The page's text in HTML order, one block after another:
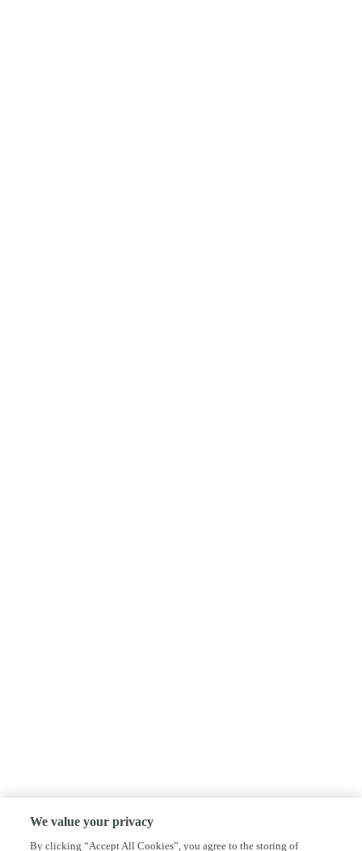
We value your privacy
By clicking “Accept All Cookies”, you agree to the storing of